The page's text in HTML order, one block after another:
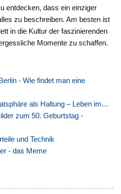
entdecken, dass ein einziger
zu beschreiben. Am besten ist
in die Kultur der faszinierenden
Momente zu schaffen.
- Wie findet man eine
als Haltung – Leben im…
zum 50. Geburtstag -
und Technik
- das Meme